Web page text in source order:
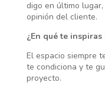
digo en último
opinión del cliente.
¿En qué te
El espacio siempre
te condiciona y te
proyecto.